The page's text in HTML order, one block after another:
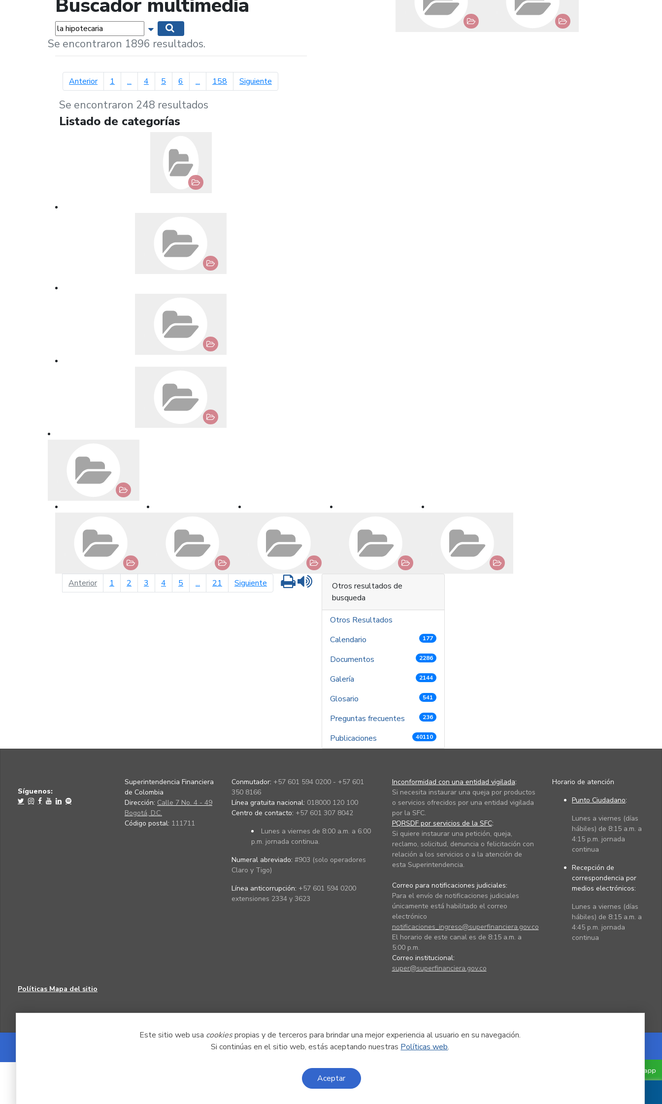
Este sitio web usa cookiespropias y de terceros para brindar una mejor experiencia al usuario en su navegación.
Si continúas en el sitio web, estás aceptando nuestras Políticas web.
Aceptar
Buscador multimedia
Palabras... Mostrar opciones de búsqueda
Se encontraron 1896 resultados.
Anteriorpágina anterior
1 ... 4 5 6 ... 158 Siguiente
Se encontraron 248 resultados
Listado de categorías
Anteriorpágina anterior
1 2 3 4 5 ... 21 Siguiente página siguiente
Imprimir
Otros resultados de
busqueda
Otros Resultados
Calendario
177
Documentos 2286
Galería 2144
Glosario 541
Preguntas frecuentes 236
Publicaciones 40110
Síguenos:
Superintendencia Financiera
de Colombia
Dirección: Calle 7 No. 4 - 49
Bogotá, D.C.
Código postal: 111711
Conmutador: +57 601 594 0200 - +57 601
350 8166
Línea gratuita nacional: 018000 120 100
Centro de contacto: +57 601 307 8042
Lunes a viernes de 8:00 a.m. a 6:00
p.m. jornada continua.
Numeral abreviado: #903 (solo operadores
Claro y Tigo)
Línea anticorrupción: +57 601 594 0200
extensiones 2334 y 3623
Inconformidad con una entidad vigilada:
Si necesita instaurar una queja por productos
o servicios ofrecidos por una entidad vigilada
por la SFC.
PQRSDF por servicios de la SFC:
Si quiere instaurar una petición, queja,
reclamo, solicitud, denuncia o felicitación con
relación a los servicios o a la atención de
esta Superintendencia.
Correo para notificaciones judiciales:
Para el envío de notificaciones judiciales
únicamente está habilitado el correo
electrónico
notificaciones_ingreso@superfinanciera.gov.co
El horario de este canal es de 8:15 a.m. a
5:00 p.m.
Correo institucional:
super@superfinanciera.gov.co
Horario de atención
Punto Ciudadano:
Lunes a viernes (días
hábiles) de 8:15 a.m. a
4:15 p.m. jornada
continua
Recepción de
correspondencia por
medios electrónicos:
Lunes a viernes (días
hábiles) de 8:15 a.m. a
4:45 p.m. jornada
continua
Políticas Mapa del sitio
Powered by Nexura